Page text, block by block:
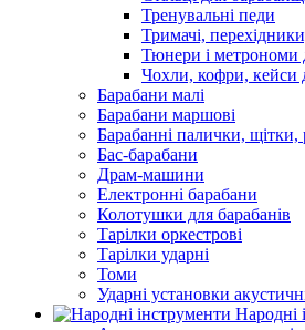
Тренувальні педи
Тримачі,
Тюнери і метрономи
Чохли, кофри, кейси
Барабани малі
Барабани маршові
Барабанні палички, щітки,
Бас-барабани
Драм-машини
Електронні барабани
Колотушки для барабанів
Тарілки оркестрові
Тарілки ударні
Томи
Ударні установки
Народні